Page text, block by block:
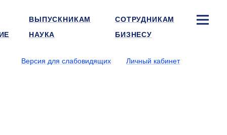
ВЫПУСКНИКАМ
СОТРУДНИКАМ
НАУКА БИЗНЕСУ
Версия для слабовидящих Личный кабинет